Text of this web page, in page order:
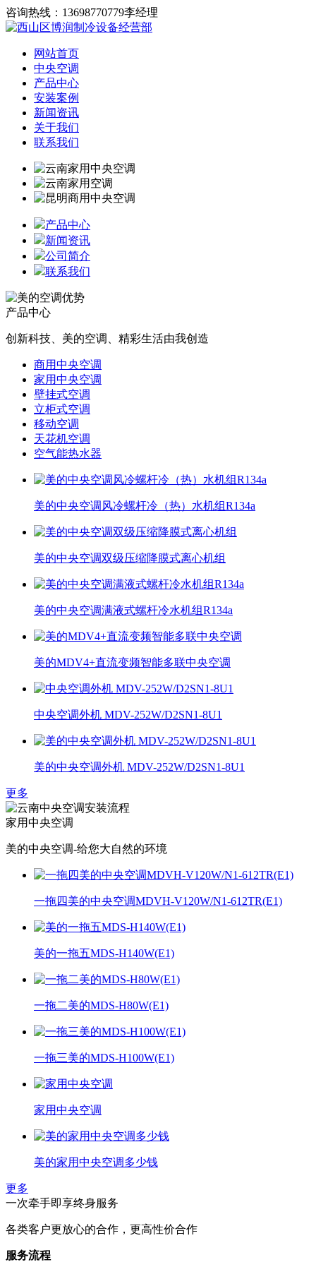
咨询热线：13698770779李经理
网站首页
中央空调
产品中心
安装案例
新闻资讯
关于我们
联系我们
产品中心
新闻资讯
公司简介
联系我们
产品中心
创新科技、美的空调、精彩生活由我创造
商用中央空调
家用中央空调
壁挂式空调
立柜式空调
移动空调
天花机空调
空气能热水器
美的中央空调风冷螺杆冷（热）水机组R134a
美的中央空调双级压缩降膜式离心机组
美的中央空调满液式螺杆冷水机组R134a
美的MDV4+直流变频智能多联中央空调
中央空调外机 MDV-252W/D2SN1-8U1
美的中央空调外机 MDV-252W/D2SN1-8U1
更多
家用中央空调
美的中央空调-给您大自然的环境
一拖四美的中央空调MDVH-V120W/N1-612TR(E1)
美的一拖五MDS-H140W(E1)
一拖二美的MDS-H80W(E1)
一拖三美的MDS-H100W(E1)
家用中央空调
美的家用中央空调多少钱
更多
一次牵手即享终身服务
各类客户更放心的合作，更高性价合作
服务流程